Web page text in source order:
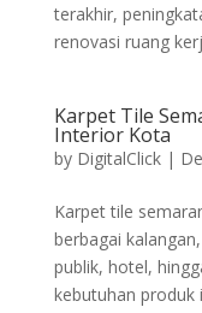
terakhir,
renovasi ruang
Karpet Tile
Interior Kota
by DigitalClick|
Karpet tile
berbagai
publik, hotel,
kebutuhan produk